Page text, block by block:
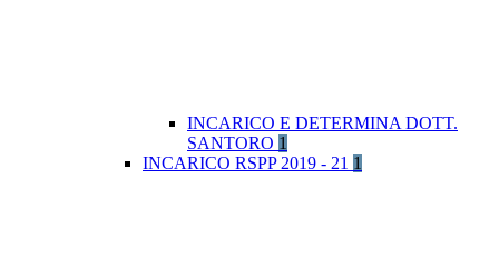
INCARICO E DETERMINA DOTT.
SANTORO 1
INCARICO RSPP 2019 - 21 1